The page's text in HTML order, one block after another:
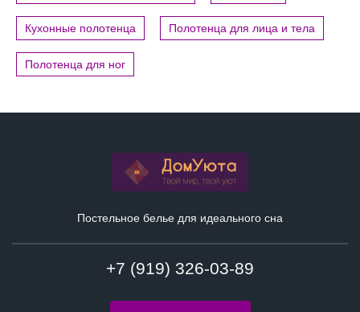
Кухонные полотенца Полотенца для лица и тела
Полотенца для ног
Постельное белье для идеального сна
+7 (919) 326-03-89